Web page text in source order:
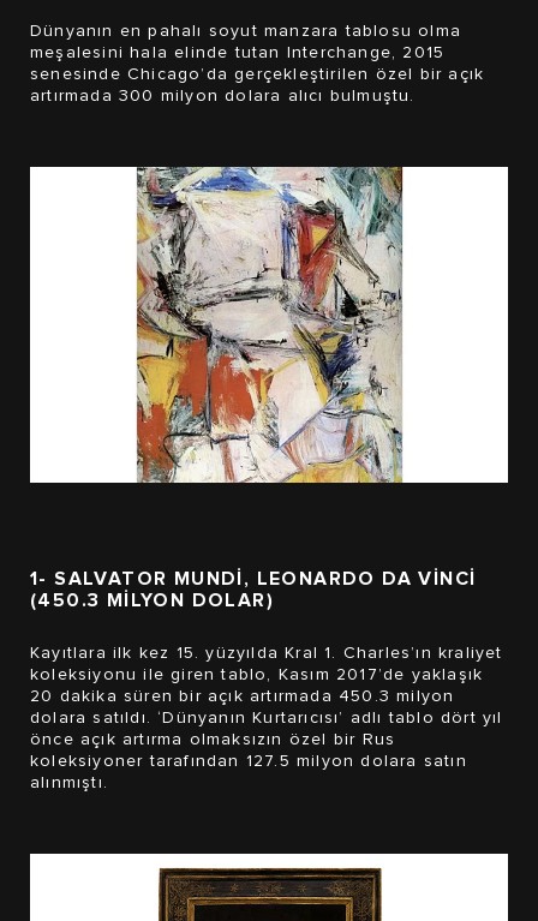
Dünyanın en pahalı soyut manzara tablosu olma
meşalesini hala elinde tutan Interchange, 2015
senesinde Chicago’da gerçekleştirilen özel bir açık
artırmada 300 milyon dolara alıcı bulmuştu.
1- SALVATOR MUNDI, LEONARDO DA VINCI
(450.3 MİLYON DOLAR)
Kayıtlara ilk kez 15. yüzyılda Kral 1. Charles’ın kraliyet
koleksiyonu ile giren tablo, Kasım 2017’de yaklaşık
20 dakika süren bir açık artırmada 450.3 milyon
dolara satıldı. ‘Dünyanın Kurtarıcısı’ adlı tablo dört yıl
önce açık artırma olmaksızın özel bir Rus
koleksiyoner tarafından 127.5 milyon dolara satın
alınmıştı.